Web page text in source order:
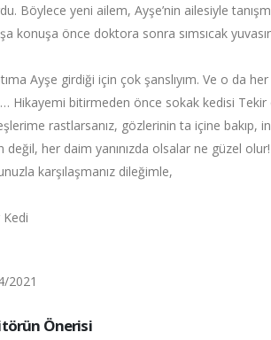
Böylece yeni ailem, Ayşe’nin ailesiyle
konuşa önce doktora sonra sımsıcak
Ayşe girdiği için çok şanslıyım. Ve o da
Hikayemi bitirmeden önce sokak kedisi
rastlarsanız, gözlerinin ta içine bakıp,
değil, her daim yanınızda olsalar ne güzel
karşılaşmanız dileğimle,
2021
Önerisi